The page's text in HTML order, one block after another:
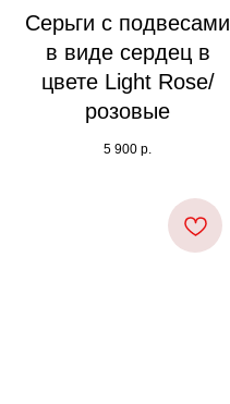
Серьги с подвесами
в виде сердец в
цвете Light Rose/
розовые
5 900 р.